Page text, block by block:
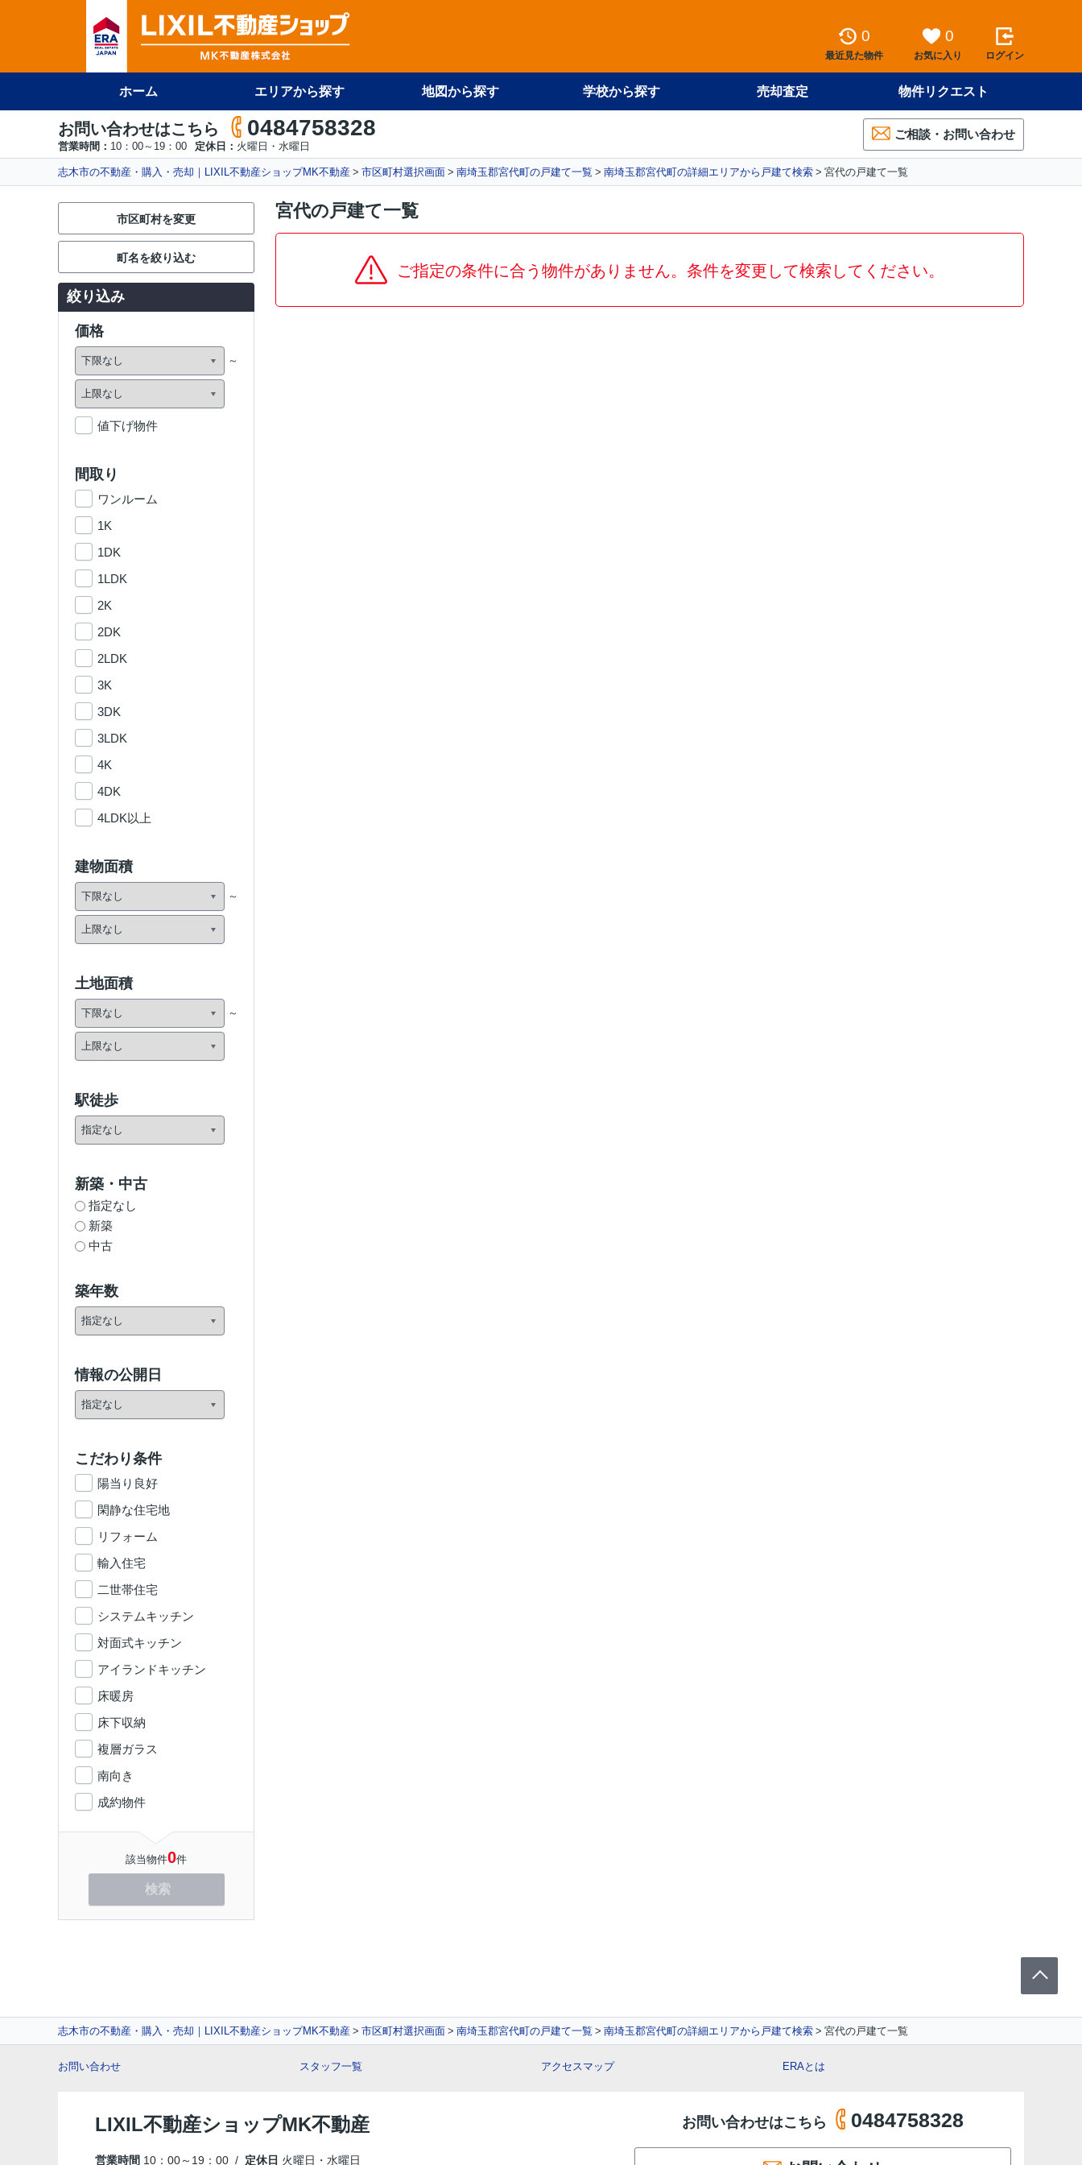
0
最近見た物件
0
お気に入り ログイン
ホーム エリアから探す 地図から探す 学校から探す 売却査定 物件リクエスト
お問い合わせはこちら 0484758328
営業時間： 10：00～19：00 定休日： 火曜日・水曜日
ご相談・お問い合わせ
志木市の不動産・購入・売却｜LIXIL不動産ショップMK不動産 市区町村選択画面 南埼玉郡宮代町の戸建て一覧 南埼玉郡宮代町の詳細エリアから戸建て検索 宮代の戸建て一覧
宮代の戸建て一覧
ご指定の条件に合う物件がありません。条件を変更して検索してください。
市区町村を変更
町名を絞り込む
絞り込み
価格
値下げ物件
間取り
ワンルーム
1K
1DK
1LDK
2K
2DK
2LDK
3K
3DK
3LDK
4K
4DK
4LDK以上
建物面積
土地面積
駅徒歩
新築・中古
指定なし
新築
中古
築年数
情報の公開日
こだわり条件
陽当り良好
閑静な住宅地
リフォーム
輸入住宅
二世帯住宅
システムキッチン
対面式キッチン
アイランドキッチン
床暖房
床下収納
複層ガラス
南向き
成約物件
該当物件0件
検索
志木市の不動産・購入・売却｜LIXIL不動産ショップMK不動産 市区町村選択画面 南埼玉郡宮代町の戸建て一覧 南埼玉郡宮代町の詳細エリアから戸建て検索 宮代の戸建て一覧
お問い合わせ スタッフ一覧 アクセスマップ ERAとは
LIXIL不動産ショップMK不動産
営業時間 10：00～19：00 / 定休日 火曜日・水曜日
お問い合わせはこちら 0484758328